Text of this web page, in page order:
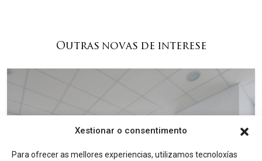
Xestionar o consentimento
Para ofrecer as mellores experiencias, utilizamos tecnoloxías
Outras novas de interese